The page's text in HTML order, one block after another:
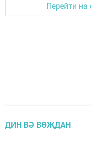
Перейти на
ДИН ВӘ ВӨҖДАН